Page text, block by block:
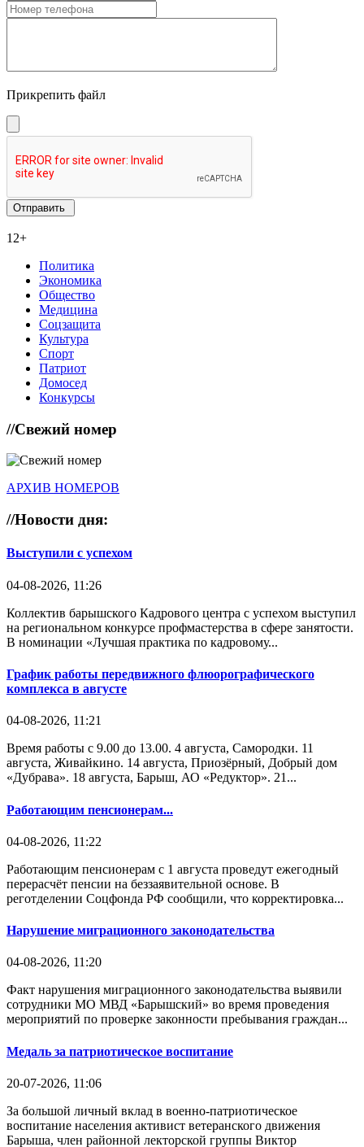
Прикрепить файл
12+
Политика
Экономика
Общество
Медицина
Соцзащита
Культура
Спорт
Патриот
Домосед
Конкурсы
//Свежий номер
АРХИВ НОМЕРОВ
//Новости дня:
Выступили с успехом
04-08-2026, 11:26
Коллектив барышского Кадрового центра с успехом выступил
на региональном конкурсе профмастерства в сфере занятости.
В номинации «Лучшая практика по кадровому...
График работы передвижного флюорографического
комплекса в августе
04-08-2026, 11:21
Время работы с 9.00 до 13.00. 4 августа, Самородки. 11
августа, Живайкино. 14 августа, Приозёрный, Добрый дом
«Дубрава». 18 августа, Барыш, АО «Редуктор». 21...
Работающим пенсионерам...
04-08-2026, 11:22
Работающим пенсионерам с 1 августа проведут ежегодный
перерасчёт пенсии на беззаявительной основе. В
реготделении Соцфонда РФ сообщили, что корректировка...
Нарушение миграционного законодательства
04-08-2026, 11:20
Факт нарушения миграционного законодательства выявили
сотрудники МО МВД «Барышский» во время проведения
мероприятий по проверке законности пребывания граждан...
Медаль за патриотическое воспитание
20-07-2026, 11:06
За большой личный вклад в военно-патриотическое
воспитание населения активист ветеранского движения
Барыша, член районной лекторской группы Виктор